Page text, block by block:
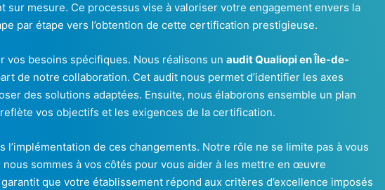
sur mesure. Ce processus vise à valoriser votre engagement envers la
par étape vers l’obtention de cette certification prestigieuse.
vos besoins spécifiques. Nous réalisons un audit Qualiopi en Île-de-
de notre collaboration. Cet audit nous permet d’identifier les axes
des solutions adaptées. Ensuite, nous élaborons ensemble un plan
vos objectifs et les exigences de la certification.
l’implémentation de ces changements. Notre rôle ne se limite pas à vous
sommes à vos côtés pour vous aider à les mettre en œuvre
que votre établissement répond aux critères d’excellence imposés